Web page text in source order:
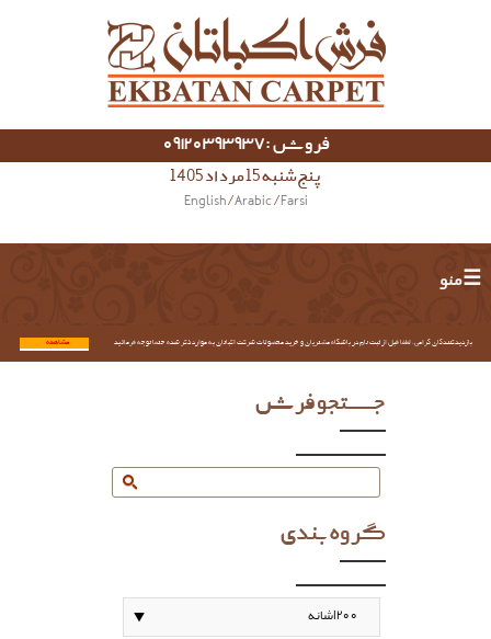
فروش :09120393937
پنج شنبه 15 مرداد 1405
English/ Arabic / Farsi
☰ منو
بازدیدکنندگان گرامی؛ لطفا قبل از ثبت نام در باشگاه مشتریان و خرید محصولات شرکت اکباتان به موارد ذکر شده حتما توجه فرمائید. مشاهده...
جستجو فرش
گروه بندی